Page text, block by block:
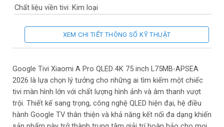
Chất liệu viền tivi: Kim loại
Nơi sản xuất: Việt Nam
Công nghệ hình ảnh
Công nghệ hình ảnh: Tăng cường chuyển động MEMC
– HDR10+
XEM CHI TIẾT THÔNG SỐ KỸ THUẬT
Google Tivi Xiaomi A Pro QLED 4K 75 inch L75MB-APSEA
2026 là lựa chọn lý tưởng cho những ai tìm kiếm một chiếc
tivi màn hình lớn với chất lượng hình ảnh và âm thanh vượt
trội. Thiết kế sang trọng, công nghệ QLED hiện đại, hệ điều
hành Google TV thân thiện và khả năng kết nối đa dạng khiến